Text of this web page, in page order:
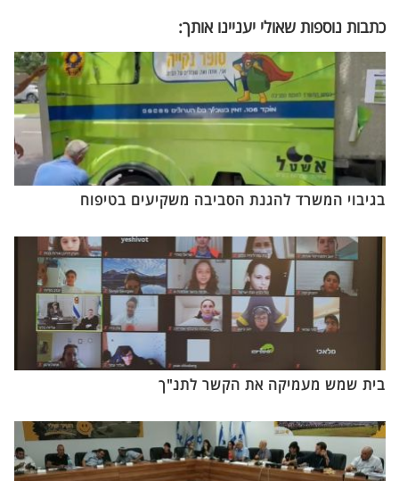
כתבות נוספות שאולי יעניינו אותך:
בגיבוי המשרד להגנת הסביבה משקיעים בטיפוח
בית שמש מעמיקה את הקשר לתנ"ך